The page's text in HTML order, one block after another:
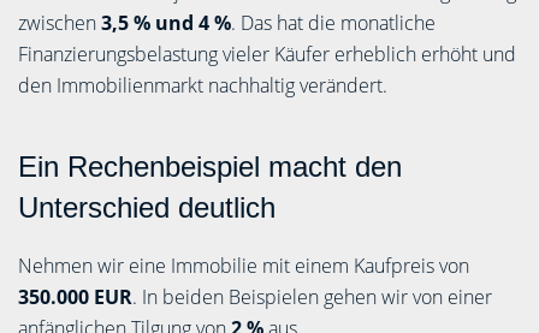
zwischen3,5 % und 4 %. Das hat die monatliche
Finanzierungsbelastung vieler Käufer erheblich erhöht und
den Immobilienmarkt nachhaltig verändert.
Ein Rechenbeispiel macht den
Unterschied deutlich
Nehmen wir eine Immobilie mit einem Kaufpreis von
350.000 EUR. In beiden Beispielen gehen wir von einer